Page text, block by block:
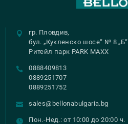
гр. Пловдив,
бул. „Кукленско шосе“ № 8 „Б“
Ритейл парк PARK MAXX
0888409813
0889251707
0889251752
sales@bellonabulgaria.bg
Пон.-Нед.: от 10:00 до 20:00 ч.